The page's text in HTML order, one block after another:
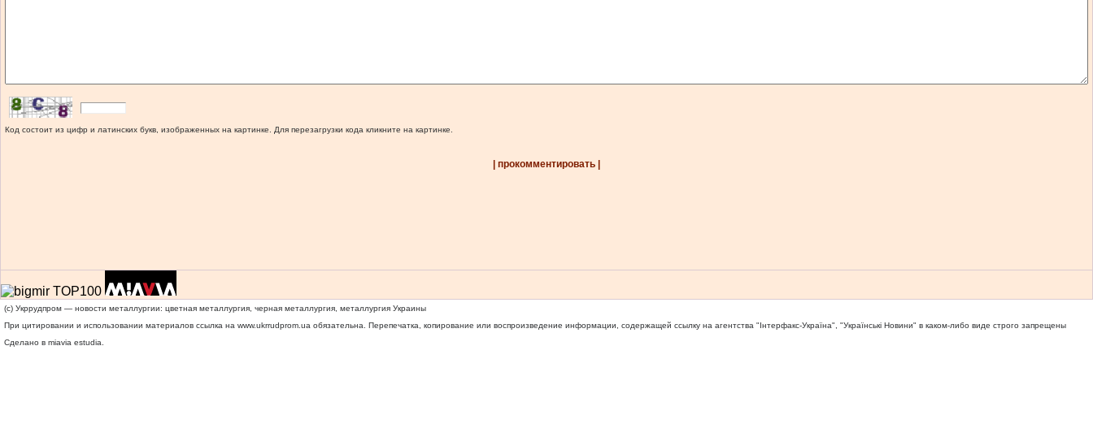
Код состоит из цифр и латинских букв, изображенных на картинке. Для перезагрузки кода кликните на картинке.
| прокомментировать |
(c) Укррудпром — новости металлургии: цветная металлургия, черная металлургия, металлургия Украины
При цитировании и использовании материалов ссылка на www.ukrrudprom.ua обязательна. Перепечатка, копирование или воспроизведение информации, содержащей ссылку на агентства "Iнтерфакс-Україна", "Українськi Новини" в каком-либо виде строго запрещены
Сделано в miavia estudia.